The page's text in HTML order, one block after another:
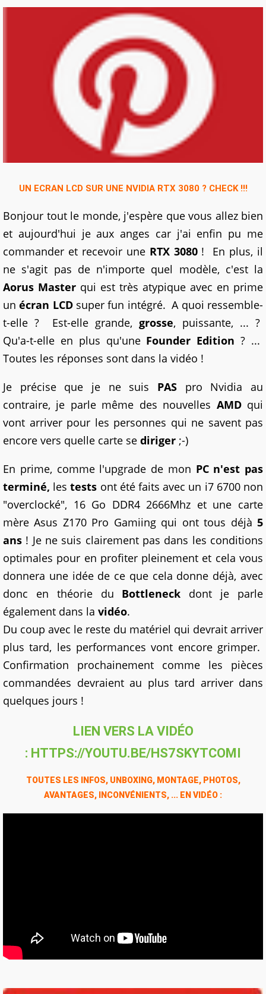
UN ECRAN LCD SUR UNE NVIDIA RTX 3080 ? CHECK !!!
Bonjour tout le monde, j'espère que vous allez bien
et aujourd'hui je aux anges car j'ai enfin pu me
commander et recevoir une RTX 3080! En plus, il
ne s'agit pas de n'importe quel modèle, c'est la
Aorus Master qui est très atypique avec en prime
unécran LCDsuper fun intégré. A quoi ressemble-
t-elle ? Est-elle grande, grosse, puissante, ... ?
Qu'a-t-elle en plus qu'une Founder Edition ? ...
Toutes les réponses sont dans la vidéo !
Je précise que je ne suis PAS pro Nvidia au
contraire, je parle même des nouvelles AMDqui
vont arriver pour les personnes qui ne savent pas
encore vers quelle carte se diriger ;-)
En prime, comme l'upgrade de mon PC n'est pas
terminé, lestests ont été faits avec un i7 6700 non
"overclocké", 16 Go DDR4 2666Mhz et une carte
mère Asus Z170 Pro Gamiing qui ont tous déjà 5
ans ! Je ne suis clairement pas dans les conditions
optimales pour en profiter pleinement et cela vous
donnera une idée de ce que cela donne déjà, avec
donc en théorie du Bottleneck dont je parle
également dans la vidéo.
Du coup avec le reste du matériel qui devrait arriver
plus tard, les performances vont encore grimper.
Confirmation prochainement comme les pièces
commandées devraient au plus tard arriver dans
quelques jours !
LIEN VERS LA VIDÉO
: HTTPS://YOUTU.BE/HS7SKYTCOMI
TOUTES LES INFOS, UNBOXING, MONTAGE, PHOTOS,
AVANTAGES, INCONVÉNIENTS, ... EN VIDÉO :